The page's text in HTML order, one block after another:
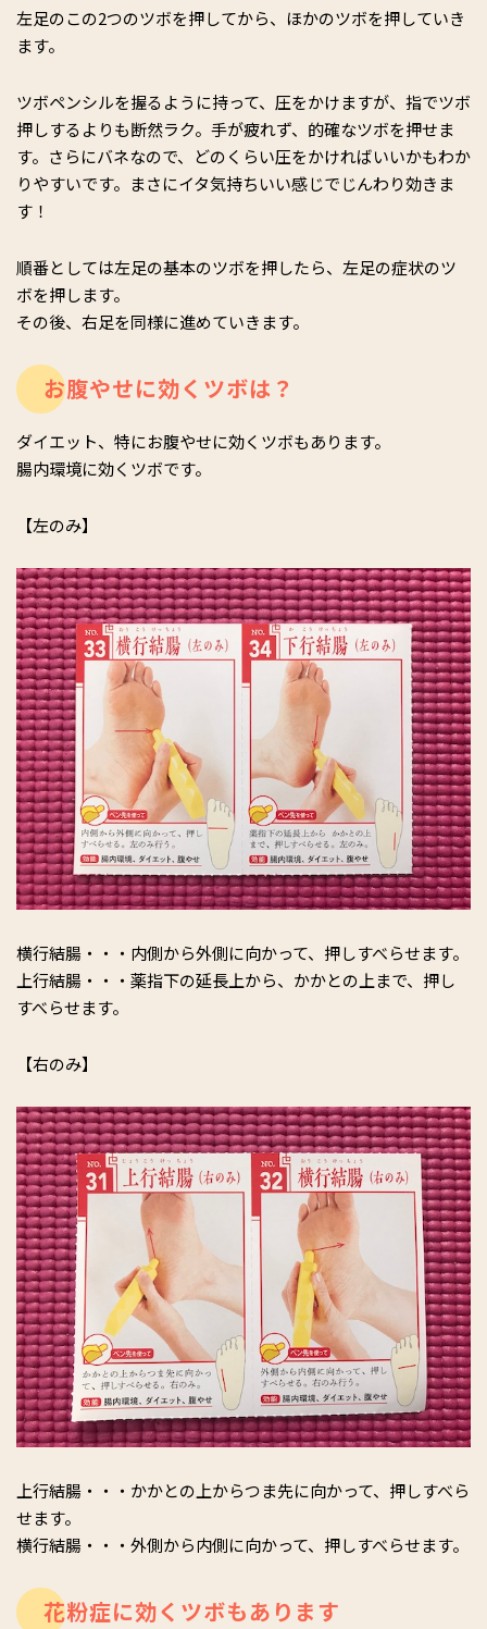
左足のこの2つのツボを押してから、ほかのツボを押していき
ます。
ツボペンシルを握るように持って、圧をかけますが、指でツボ
押しするよりも断然ラク。手が疲れず、的確なツボを押せま
す。さらにバネなので、どのくらい圧をかければいいかもわか
りやすいです。まさにイタ気持ちいい感じでじんわり効きま
す！
順番としては左足の基本のツボを押したら、左足の症状のツ
ボを押します。
その後、右足を同様に進めていきます。
お腹やせに効くツボは？
ダイエット、特にお腹やせに効くツボもあります。
腸内環境に効くツボです。
【左のみ】
横行結腸・・・内側から外側に向かって、押しすべらせます。
上行結腸・・・薬指下の延長上から、かかとの上まで、押し
すべらせます。
【右のみ】
上行結腸・・・かかとの上からつま先に向かって、押しすべら
せます。
横行結腸・・・外側から内側に向かって、押しすべらせます。
花粉症に効くツボもあります